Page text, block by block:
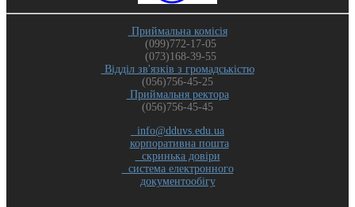
Приймальна комісія
(099)772-17-05
(073)168-39-55
Відділ зв'язків з громадськістю
(056)756-45-25
Приймальня ректора
(056)756-45-45
info@dduvs.edu.ua
корпоративна пошта
скринька довіри
система електронного
документообігу